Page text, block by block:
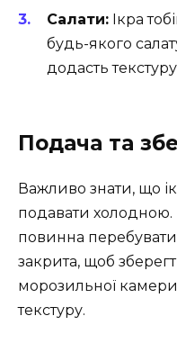
Салати: Ікра
будь-якого
додасть текстуру
Подача та
Важливо знати, що
подавати холодною.
повинна
закрита, щоб
морозильної
текстуру.